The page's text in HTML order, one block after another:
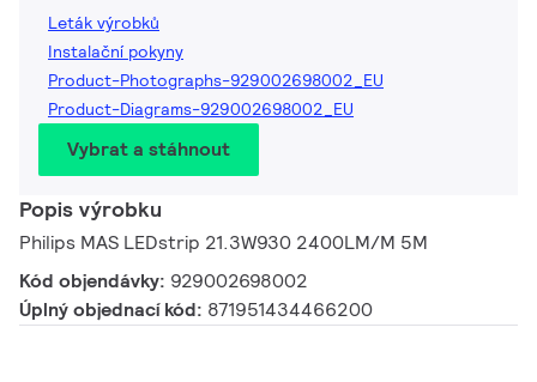
Leták výrobků
Instalační pokyny
Product-Photographs-929002698002_EU
Product-Diagrams-929002698002_EU
Vybrat a stáhnout
Popis výrobku
Philips MAS LEDstrip 21.3W930 2400LM/M 5M
Kód objendávky: 929002698002
Úplný objednací kód: 871951434466200